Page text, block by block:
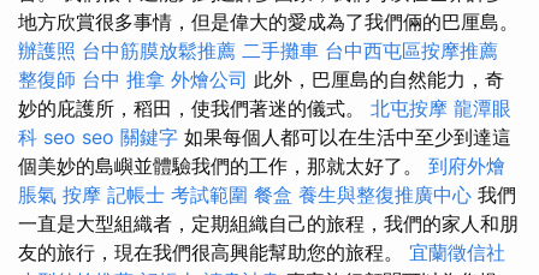
地方欣賞很多事情，但是偉大的愛成為了我們倆的巴厘島。
辦護照 台中筋膜放鬆推薦 二手攤車 台中西屯區按摩推薦
整復師 台中 推拿 外燴公司 此外，巴厘島的自然能力，奇
妙的庇護所，稻田，使我們著迷的儀式。 北屯按摩 龍潭眼
科 seo seo 關鍵字 如果每個人都可以在生活中至少到達這
個美妙的島嶼並體驗我們的工作，那就太好了。 到府外燴
脹氣 按摩 記帳士 考試範圍 餐盒 養生與整復推廣中心 我們
一直是大型組織者，定期組織自己的旅程，我們的家人和朋
友的旅行，現在我們很高興能幫助您的旅程。 宜蘭徵信社